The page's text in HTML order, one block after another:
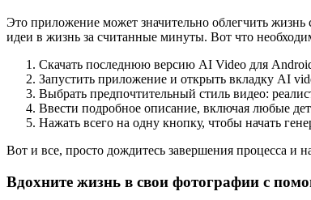
Это приложение может значительно облегчить
идеи в жизнь за считанные минуты. Вот что
Скачать последнюю версию AI Video для
Запустить приложение и открыть вкладку AI
Выбрать предпочтительный стиль видео:
Ввести подробное описание, включая любые
Нажать всего на одну кнопку, чтобы начать
Вот и все, просто дождитесь завершения процесса и
Вдохните жизнь в свои фотографии с